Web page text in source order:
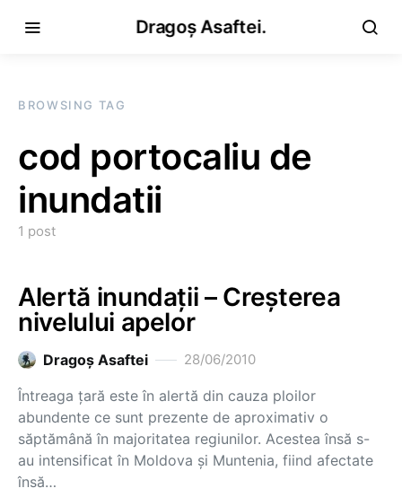
Dragoș Asaftei.
BROWSING TAG
cod portocaliu de
inundatii
1 post
Alertă inundaţii – Creşterea
nivelului apelor
Dragoş Asaftei 28/06/2010
Întreaga ţară este în alertă din cauza ploilor
abundente ce sunt prezente de aproximativ o
săptămână în majoritatea regiunilor. Acestea însă s-
au intensificat în Moldova şi Muntenia, fiind afectate
însă…